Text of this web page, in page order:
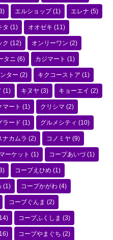
エルショップ(1) エレナ (5)
タ (1) オオゼキ (11)
ク (12) オンリーワン (2)
タニ (6) カジマート (1)
ター (2) キクコーストア (1)
(1) キヌヤ (3) キョーエイ (2)
マート (1) クリシマ (2)
ラード (1) グルメシティ (10)
ナカムラ (2) コノミヤ (9)
ーケット (1) コープあいづ(1)
コープえひめ (1)
(1) コープかがわ (4)
コープぐんま (2)
コープふくしま (3)
コープやまぐち (2)